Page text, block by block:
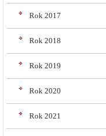
Rok 2017
Rok 2018
Rok 2019
Rok 2020
Rok 2021